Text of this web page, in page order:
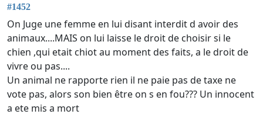
#1452
On Juge une femme en lui disant interdit d avoir des
animaux....MAIS on lui laisse le droit de choisir si le
chien ,qui etait chiot au moment des faits, a le droit de
vivre ou pas....
Un animal ne rapporte rien il ne paie pas de taxe ne
vote pas, alors son bien être on s en fou??? Un innocent
a ete mis a mort